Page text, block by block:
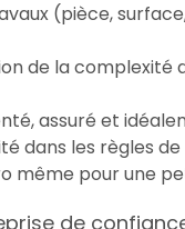
(pièce,
de la complexité
assuré et
dans les règles
même pour une
de